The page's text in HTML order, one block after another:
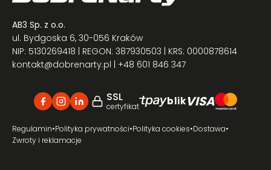
AB3 Sp. z o.o.
ul. Bydgoska 6, 30-056 Kraków
NIP: 5130269418 | REGON: 387930503 | KRS: 0000878614
kontakt@dobrenarty.pl | +48 601 846 347
SSL
certyfikat blikVISA
Regulamin•Polityka prywatności•Polityka cookies•Dostawa•
Zwroty i reklamacje